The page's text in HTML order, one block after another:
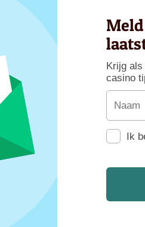
Krijg
casino
Ik